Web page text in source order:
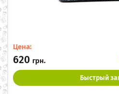
Цена:
620 грн.
Быстрый